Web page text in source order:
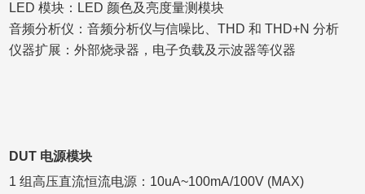
LED 模块：LED 颜色及亮度量测模块
音频分析仪：音频分析仪与信噪比、THD 和 THD+N 分析
仪器扩展：外部烧录器，电子负载及示波器等仪器
DUT 电源模块
1 组高压直流恒流电源：10uA~100mA/100V (MAX)